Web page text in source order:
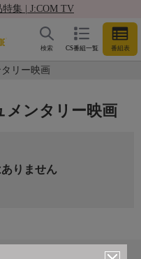
集 | J:COM TV
CS番組一覧 番組表
検索
リー映画
メンタリー映画
りません